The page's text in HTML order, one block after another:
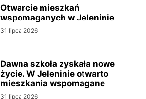
Otwarcie mieszkań
wspomaganych w Jeleninie
31 lipca 2026
Dawna szkoła zyskała nowe
życie. W Jeleninie otwarto
mieszkania wspomagane
31 lipca 2026